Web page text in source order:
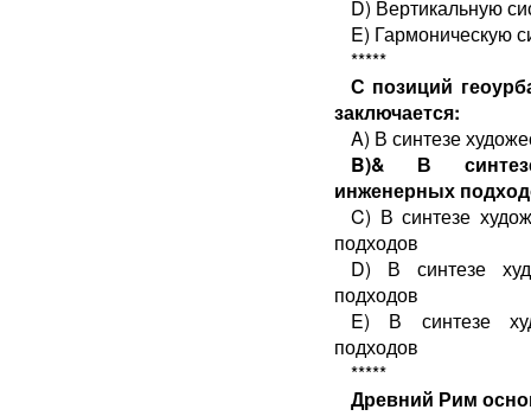
D) Вертикальную
E) Гармоническую
*****
С позиций
заключается:
A) В синтезе
B)& В синтезе
инженерных
C) В синтезе
подходов
D) В синтезе
подходов
E) В синтезе
подходов
*****
Древний Рим